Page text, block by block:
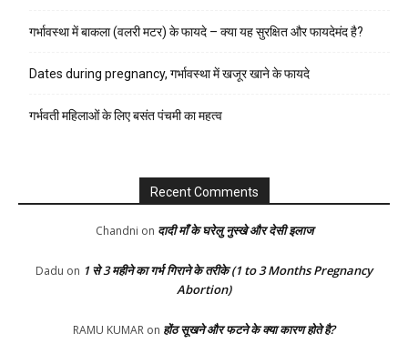
गर्भावस्था में बाकला (वलरी मटर) के फायदे – क्या यह सुरक्षित और फायदेमंद है?
Dates during pregnancy, गर्भावस्था में खजूर खाने के फायदे
गर्भवती महिलाओं के लिए बसंत पंचमी का महत्व
Recent Comments
Chandni on दादी माँ के घरेलु नुस्खे और देसी इलाज
Dadu on 1 से 3 महीने का गर्भ गिराने के तरीके (1 to 3 Months Pregnancy
Abortion)
RAMU KUMAR on होंठ सूखने और फटने के क्या कारण होते है?